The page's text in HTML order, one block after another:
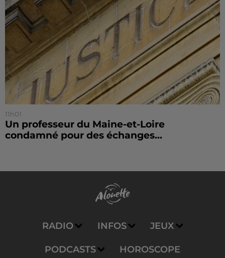
11h01
Un professeur du Maine-et-Loire
condamné pour des échanges...
RADIO INFOS JEUX
PODCASTS HOROSCOPE